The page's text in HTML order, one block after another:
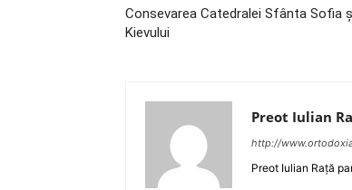
Consevarea Catedralei Sfânta Sofia
Kievului
Preot Iulian
http://
Preot Iulian Rață